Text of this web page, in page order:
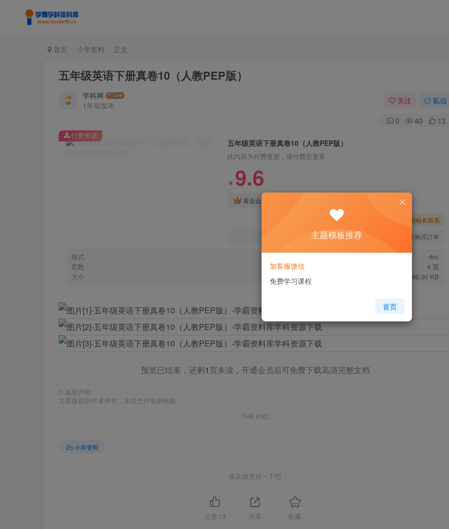
首页 小学资料 正文
五年级英语下册真卷10（人教PEP版）
学科网
1年前发布
关注 私信
0 40 13
五年级英语下册真卷10（人教PEP版）
此内容为付费资源，请付费后查看
￥ 9.6
黄金会员
暂时无法购买，请与站长联系
您当前未登录！建议登陆后购买，可保存购买订单
格式
doc
页数
4 页
大小
496.00 KB
付费资源
预览已结束，还剩1页未读，开通会员后可免费下载高清完整文档
© 版权声明
文章版权归作者所有，未经允许请勿转载。
THE END
小学资料
喜欢就支持一下吧
点赞 13 分享 收藏
主题模板推荐
加客服微信
免费学习课程
首页